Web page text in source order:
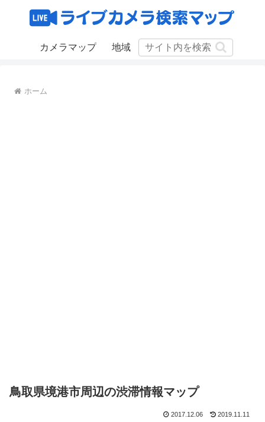
カメラマップ 地域
ホーム
鳥取県境港市周辺の渋滞情報マップ
2017.12.06 2019.11.11